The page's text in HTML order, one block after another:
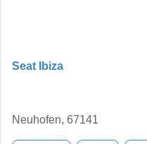
Seat Ibiza
Neuhofen, 67141